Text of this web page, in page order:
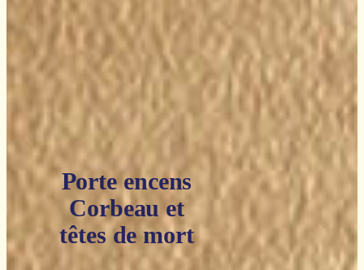
Porte encens
Corbeau et
têtes de mort